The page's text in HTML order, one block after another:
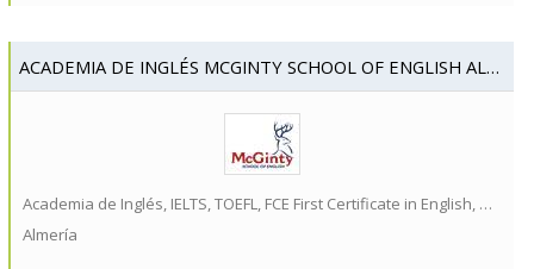
ACADEMIA DE INGLÉS MCGINTY SCHOOL OF ENGLISH ALMERÍA
Academia de Inglés, IELTS, TOEFL, FCE First Certificate in English, CAE Certificate in Advanced English...
Almería